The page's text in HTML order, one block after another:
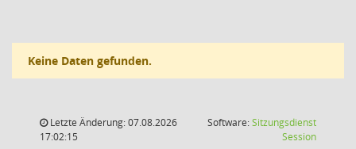
Keine Daten gefunden.
Letzte Änderung: 07.08.2026
17:02:15
Software:Sitzungsdienst
Session(Wird in